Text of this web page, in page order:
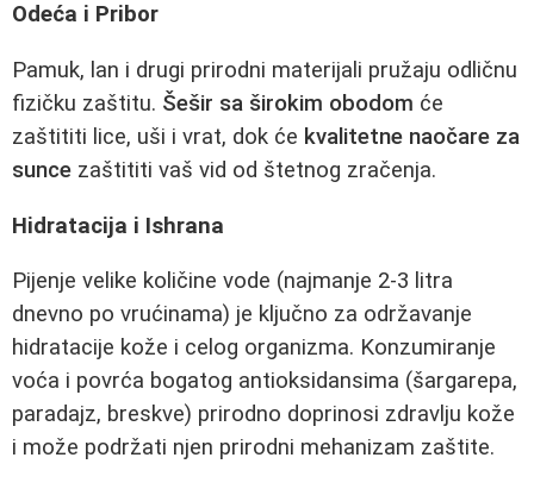
Odeća i Pribor
Pamuk, lan i drugi prirodni materijali pružaju odličnu
fizičku zaštitu. Šešir sa širokim obodom će
zaštititi lice, uši i vrat, dok će kvalitetne naočare za
sunce zaštititi vaš vid od štetnog zračenja.
Hidratacija i Ishrana
Pijenje velike količine vode (najmanje 2-3 litra
dnevno po vrućinama) je ključno za održavanje
hidratacije kože i celog organizma. Konzumiranje
voća i povrća bogatog antioksidansima (šargarepa,
paradajz, breskve) prirodno doprinosi zdravlju kože
i može podržati njen prirodni mehanizam zaštite.